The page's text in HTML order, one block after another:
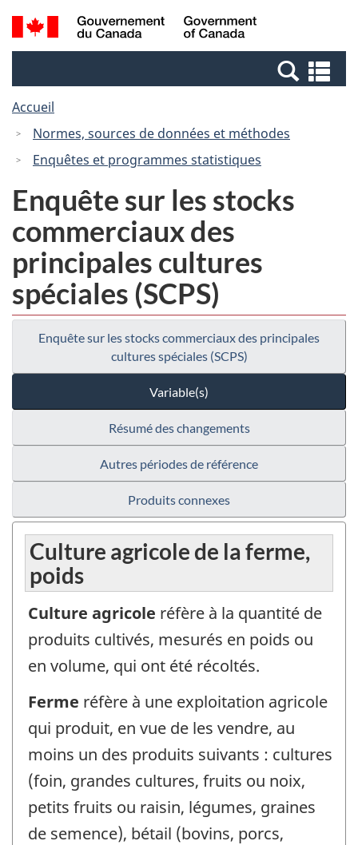
Passer
au
Passer
à
Canada
Recherche
et
et
Accueil
Normes, sources de données et méthodes
Enquêtes et programmes statistiques
Enquête sur les stocks
commerciaux des
principales cultures
spéciales (SCPS)
Enquête sur les stocks commerciaux des principales
cultures spéciales (SCPS)
Variable(s)
Résumé des changements
Autres périodes de référence
Produits connexes
Culture agricole de la ferme,
poids
Culture agricole réfère à la quantité de
produits cultivés, mesurés en poids ou
en volume, qui ont été récoltés.
Ferme réfère à une exploitation agricole
qui produit, en vue de les vendre, au
moins un des produits suivants : cultures
(foin, grandes cultures, fruits ou noix,
petits fruits ou raisin, légumes, graines
de semence), bétail (bovins, porcs,